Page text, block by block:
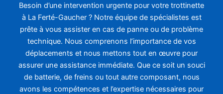
Besoin d’une intervention urgente pour votre trottinette
à La Ferté-Gaucher ? Notre équipe de spécialistes est
prête à vous assister en cas de panne ou de problème
technique. Nous comprenons l’importance de vos
déplacements et nous mettons tout en œuvre pour
assurer une assistance immédiate. Que ce soit un souci
de batterie, de freins ou tout autre composant, nous
avons les compétences et l’expertise nécessaires pour